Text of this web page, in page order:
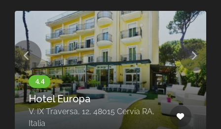
Hotel Europa
V. IX Traversa, 12, 48015 Cervia RA,
Italia